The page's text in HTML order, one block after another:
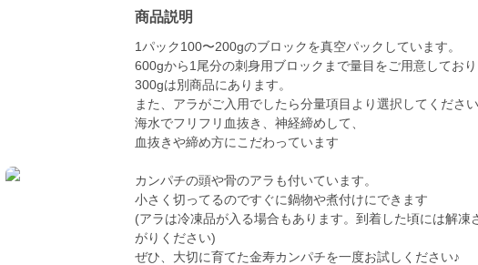
商品説明
1パック100〜200gのブロックを真空パックしています。
600gから1尾分の刺身用ブロックまで量目をご用意しており
300gは別商品にあります。
また、アラがご入用でしたら分量項目より選択してください
海水でフリフリ血抜き、神経締めして、
血抜きや締め方にこだわっています
カンパチの頭や骨のアラも付いています。
小さく切ってるのですぐに鍋物や煮付けにできます
(アラは冷凍品が入る場合もあります。到着した頃には解凍
がりください)
ぜひ、大切に育てた金寿カンパチを一度お試しください♪